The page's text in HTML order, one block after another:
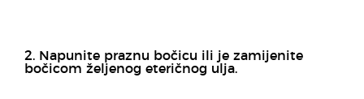
2. Napunite praznu bočicu ili je zamijenite
bočicom željenog eteričnog ulja.